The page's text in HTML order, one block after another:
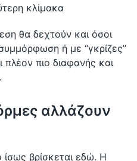
κλίμακα
θα δεχτούν και όσοι
ή με “γκρίζες”
πλέον πιο διαφανής και
αλλάζουν
ίσως βρίσκεται εδώ. Η